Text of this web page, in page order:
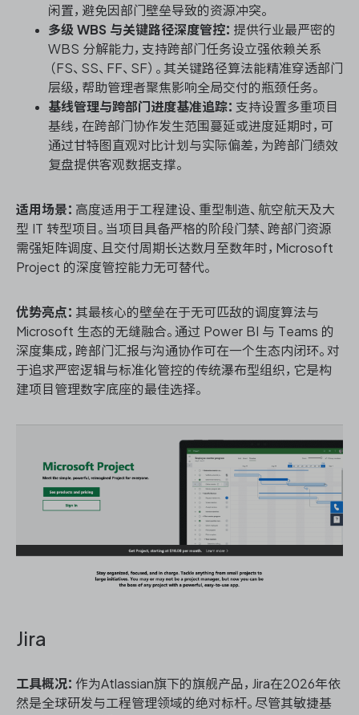
闲置，避免因部门壁垒导致的资源冲突。
多级 WBS 与关键路径深度管控： 提供行业最严密的
WBS 分解能力，支持跨部门任务设立强依赖关系
（FS、SS、FF、SF）。其关键路径算法能精准穿透部门
层级，帮助管理者聚焦影响全局交付的瓶颈任务。
基线管理与跨部门进度基准追踪： 支持设置多重项目
基线，在跨部门协作发生范围蔓延或进度延期时，可
通过甘特图直观对比计划与实际偏差，为跨部门绩效
复盘提供客观数据支撑。
适用场景： 高度适用于工程建设、重型制造、航空航天及大
型 IT 转型项目。当项目具备严格的阶段门禁、跨部门资源
需强矩阵调度、且交付周期长达数月至数年时，Microsoft
Project 的深度管控能力无可替代。
优势亮点： 其最核心的壁垒在于无可匹敌的调度算法与
Microsoft 生态的无缝融合。通过 Power BI 与 Teams 的
深度集成，跨部门汇报与沟通协作可在一个生态内闭环。对
于追求严密逻辑与标准化管控的传统瀑布型组织，它是构
建项目管理数字底座的最佳选择。
Jira
工具概况： 作为Atlassian旗下的旗舰产品，Jira在2026年依
然是全球研发与工程管理领域的绝对标杆。尽管其敏捷基